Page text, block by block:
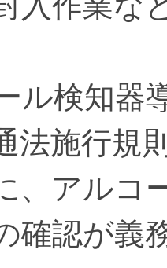
ル検知器
法施行規
、アルコ
確認が義